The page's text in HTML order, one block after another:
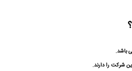
باشد.
شرکت را دارند.